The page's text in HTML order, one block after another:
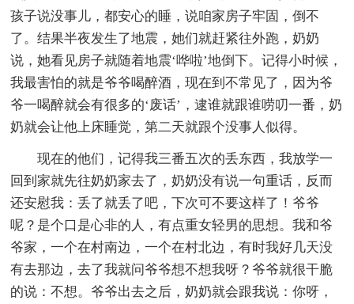
孩子说没事儿，都安心的睡，说咱家房子牢固，倒不
了。结果半夜发生了地震，她们就赶紧往外跑，奶奶
说，她看见房子就随着地震‘哗啦’地倒下。记得小时候，
我最害怕的就是爷爷喝醉酒，现在到不常见了，因为爷
爷一喝醉就会有很多的‘废话’，逮谁就跟谁唠叨一番，奶
奶就会让他上床睡觉，第二天就跟个没事人似得。
现在的他们，记得我三番五次的丢东西，我放学一
回到家就先往奶奶家去了，奶奶没有说一句重话，反而
还安慰我：丢了就丢了吧，下次可不要这样了！爷爷
呢？是个口是心非的人，有点重女轻男的思想。我和爷
爷家，一个在村南边，一个在村北边，有时我好几天没
有去那边，去了我就问爷爷想不想我呀？爷爷就很干脆
的说：不想。爷爷出去之后，奶奶就会跟我说：你呀，